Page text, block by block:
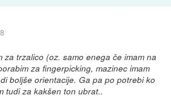
za trzalico (oz. samo enega če imam na
za fingerpicking, mazinec imam
boljše orientacije. Ga pa po potrebi ko
tudi za kakšen ton ubrat..